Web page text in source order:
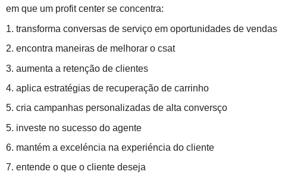
em que um profit center se concentra:
1. transforma conversas de serviço em oportunidades de vendas
2. encontra maneiras de melhorar o csat
3. aumenta a retenção de clientes
4. aplica estratégias de recuperação de carrinho
5. cria campanhas personalizadas de alta conversço
5. investe no sucesso do agente
6. mantém a exceléncia na experiéncia do cliente
7. entende o que o cliente deseja